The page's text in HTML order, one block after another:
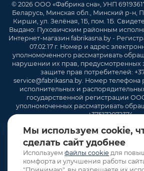
Мы используем cookie,
сделать сайт удобнее
Используем файлы cookie для
комфорта и улучшения работы
© 2026 ООО «Фабрика сна», УНП
Беларусь, Минская обл., Минский р-н,
Кирши, ул. Зелёная, 1Б, пом. 1Б.
Выдано: Пуховичским районным
Интернет-магазин fabrikasna.by -
07.02.17 г. Номер и адрес
уполномоченного рассматривать
нарушении их прав, предусмотренных
защите прав потребителей:
service@fabrikasna.by. Номер телефона
исполнительных и
государственной регистрации
уполномоченных рассматривать
+375172072374 .